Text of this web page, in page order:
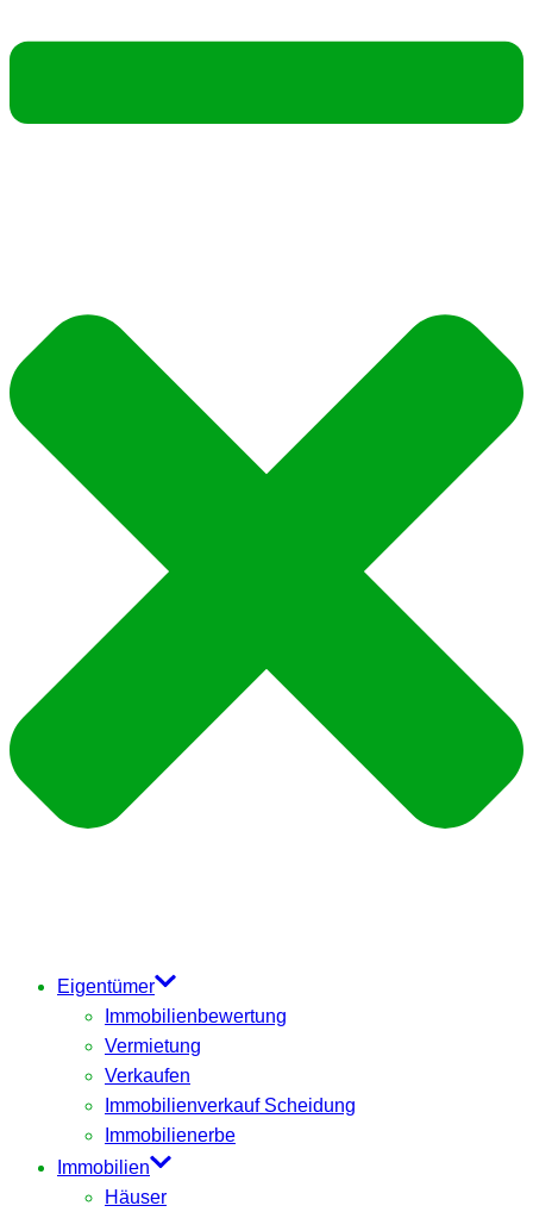
Eigentümer
Immobilienbewertung
Vermietung
Verkaufen
Immobilienverkauf Scheidung
Immobilienerbe
Immobilien
Häuser